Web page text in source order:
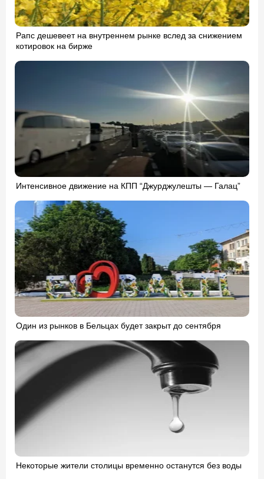
Рапс дешевеет на внутреннем рынке вслед за снижением
котировок на бирже
Интенсивное движение на КПП “Джурджулешты — Галац”
Один из рынков в Бельцах будет закрыт до сентября
Некоторые жители столицы временно останутся без воды